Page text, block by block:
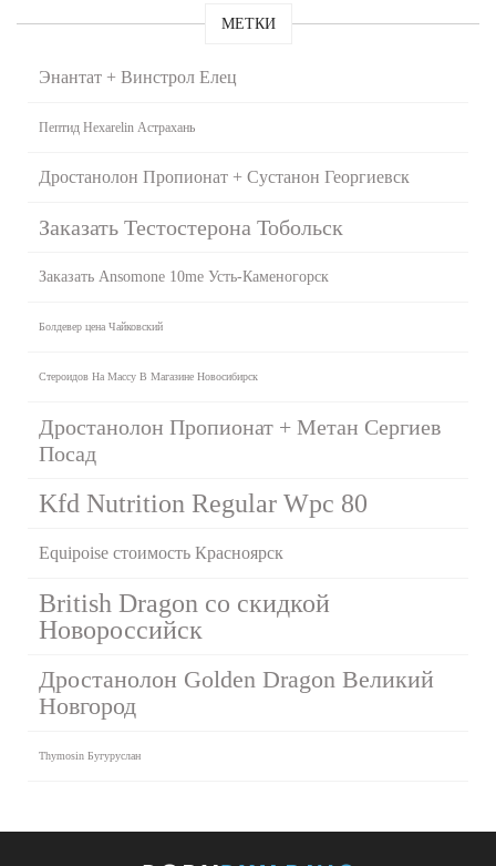
МЕТКИ
Энантат + Винстрол Елец
Пептид Hexarelin Астрахань
Дростанолон Пропионат + Сустанон Георгиевск
Заказать Тестостерона Тобольск
Заказать Ansomone 10me Усть-Каменогорск
Болдевер цена Чайковский
Стероидов На Массу В Магазине Новосибирск
Дростанолон Пропионат + Метан Сергиев
Посад
Kfd Nutrition Regular Wpc 80
Equipoise стоимость Красноярск
British Dragon со скидкой
Новороссийск
Дростанолон Golden Dragon Великий
Новгород
Thymosin Бугуруслан